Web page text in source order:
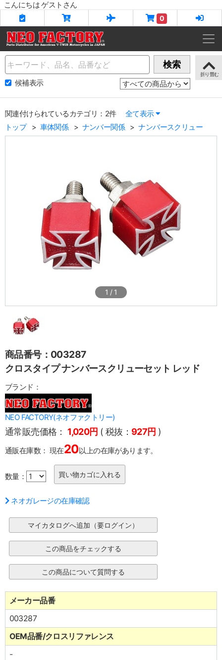
こんにちは ゲストさん
0
Name 検索
候補表示
関連付けられているカテゴリ：2件
全て表示
トップ
車体関係 ナンバー関係 ナンバースクリュー
1 / 1
商品番号：003287
クロスタイプ ナンバースクリューセット レッド
ブランド：
NEO FACTORY(ネオファクトリー)
通常販売価格： 1,020円 ( 税抜： 927円 )
通販在庫数： 現在20以上の在庫があります。
数量：
ネオガレージの在庫確認
メーカー品番
003287
OEM品番/クロスリファレンス
-